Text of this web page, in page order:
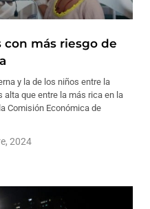
más riesgo de
y la de los niños entre la
alta que entre la más rica en la
Comisión Económica de
2024